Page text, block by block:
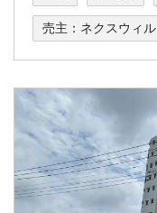
売主：ネクスウィル